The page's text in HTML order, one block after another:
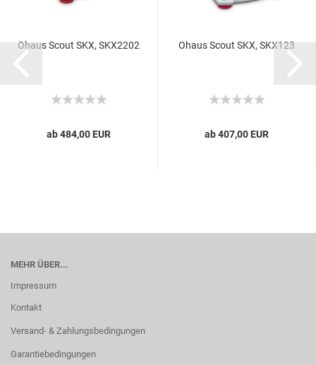
Ohaus Scout SKX, SKX2202
ab 484,00 EUR
Ohaus Scout SKX, SKX123
ab 407,00 EUR
MEHR ÜBER...
Impressum
Kontakt
Versand- & Zahlungsbedingungen
Garantiebedingungen